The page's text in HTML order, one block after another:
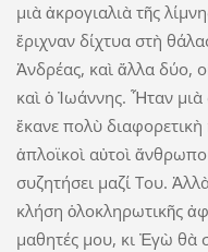
μιὰ ἀκρογιαλιὰ τῆς
ἔριχναν δίχτυα στὴ
Ἀνδρέας, καὶ ἄλλα δύο,
καὶ ὁ Ἰωάννης. Ἦταν
ἔκανε πολὺ
ἁπλοϊκοὶ αὐτοὶ
συζητήσει μαζί Του.
κλήση ὁλοκληρωτικῆς
μαθητές μου, κι Ἐγὼ θὰ